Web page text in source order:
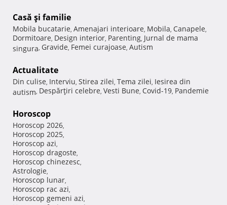
Casă şi familie
Mobila bucatarie, Amenajari interioare, Mobila, Canapele,
Dormitoare, Design interior, Parenting, Jurnal de mama
singura, Gravide, Femei curajoase, Autism
Actualitate
Din culise, Interviu, Stirea zilei, Tema zilei, Iesirea din
autism, Despărţiri celebre, Vesti Bune, Covid-19, Pandemie
Horoscop
Horoscop 2026,
Horoscop 2025,
Horoscop azi,
Horoscop dragoste,
Horoscop chinezesc,
Astrologie,
Horoscop lunar,
Horoscop rac azi,
Horoscop gemeni azi,